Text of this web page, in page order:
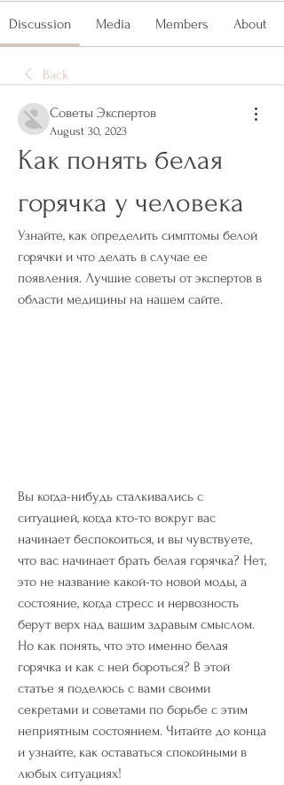
Discussion Media Members About
Back
Советы Экспертов
August 30, 2023
Как понять белая
горячка у человека
Узнайте, как определить симптомы белой
горячки и что делать в случае ее
появления. Лучшие советы от экспертов в
области медицины на нашем сайте.
Вы когда-нибудь сталкивались с
ситуацией, когда кто-то вокруг вас
начинает беспокоиться, и вы чувствуете,
что вас начинает брать белая горячка? Нет,
это не название какой-то новой моды, а
состояние, когда стресс и нервозность
берут верх над вашим здравым смыслом.
Но как понять, что это именно белая
горячка и как с ней бороться? В этой
статье я поделюсь с вами своими
секретами и советами по борьбе с этим
неприятным состоянием. Читайте до конца
и узнайте, как оставаться спокойными в
любых ситуациях!